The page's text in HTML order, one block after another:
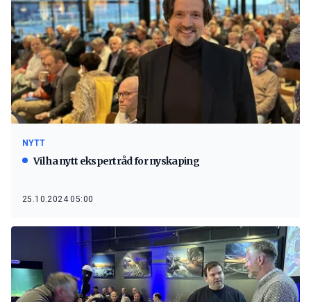
NYTT
Vil ha nytt ekspertråd for nyskaping
25.10.2024 05:00